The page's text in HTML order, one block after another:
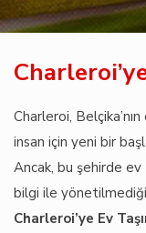
Charleroi,
insan için yeni bir
Ancak, bu şehirde ev
bilgi ile
Charleroi’ye Ev